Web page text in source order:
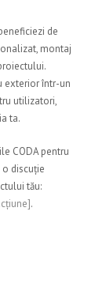
de
montaj
exterior într-un
utilizatori,
ta.
CODA pentru
discuție
tău:
.